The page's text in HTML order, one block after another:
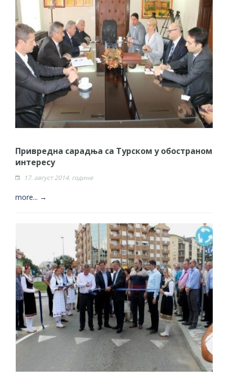
Привредна сарадња са Турском у обостраном
интересу
17. август 2014. године
more... →